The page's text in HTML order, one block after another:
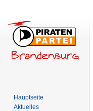
Hauptseite
Aktuelles